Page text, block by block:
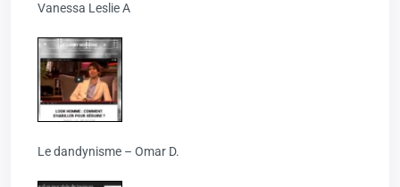
Vanessa Leslie A
Le dandynisme – Omar D.